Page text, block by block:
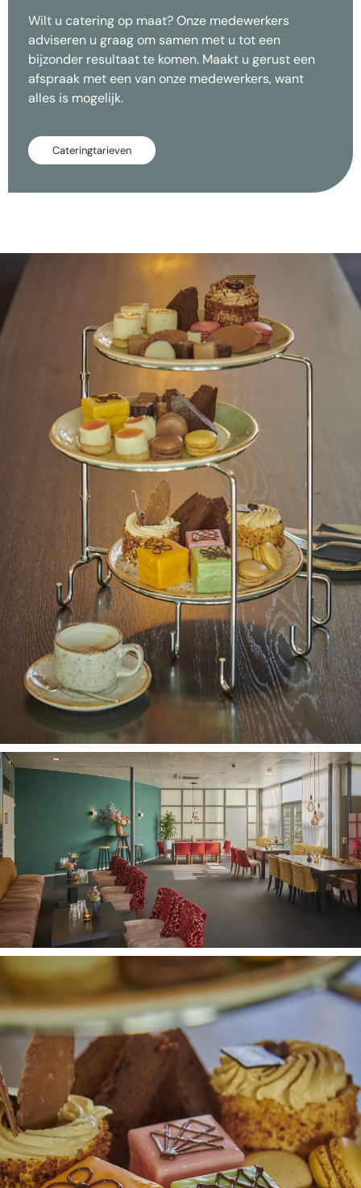
Wilt u catering op maat? Onze medewerkers
adviseren u graag om samen met u tot een
bijzonder resultaat te komen. Maakt u gerust een
afspraak met een van onze medewerkers, want
alles is mogelijk.
Cateringtarieven